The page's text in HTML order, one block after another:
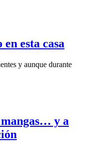
esta casa
y aunque durante
y a